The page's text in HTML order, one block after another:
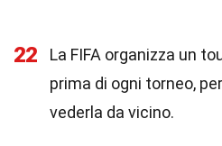
22
La FIFA organizza un
prima di ogni torneo,
vederla da vicino.